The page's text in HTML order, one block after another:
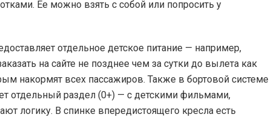
Ее можно взять с собой или попросить у
отдельное детское питание — например,
на сайте не позднее чем за сутки до вылета как
накормят всех пассажиров. Также в бортовой системе
отдельный раздел (0+) — с детскими фильмами,
логику. В спинке впередистоящего кресла есть